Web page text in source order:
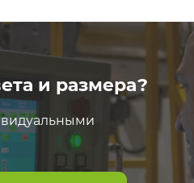
и размера?